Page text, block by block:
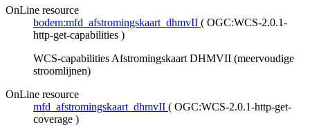
OnLine resource
bodem:mfd_afstromingskaart_dhmvII ( OGC:WCS-2.0.1-
http-get-capabilities )
WCS-capabilities Afstromingskaart DHMVII (meervoudige
stroomlijnen)
OnLine resource
mfd_afstromingskaart_dhmvII ( OGC:WCS-2.0.1-http-get-
coverage )